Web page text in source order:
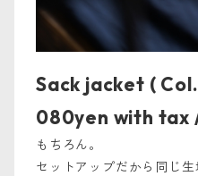
Sack jacket (
080yen with tax
もちろん。
セットアップだから同じ生